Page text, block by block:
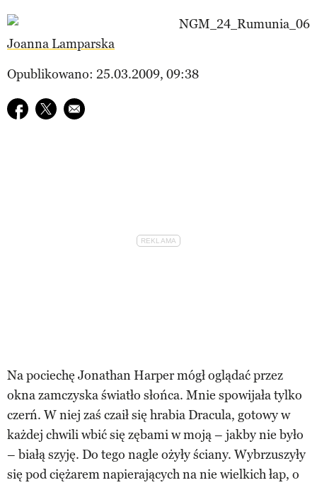
Joanna Lamparska
Opublikowano: 25.03.2009, 09:38
Udostępnij na facebook
Udostępnij na twitter
E-mail do przyjaciela
Na pociechę Jonathan Harper mógł oglądać przez
okna zamczyska światło słońca. Mnie spowijała tylko
czerń. W niej zaś czaił się hrabia Dracula, gotowy w
każdej chwili wbić się zębami w moją – jakby nie było
– białą szyję. Do tego nagle ożyły ściany. Wybrzuszyły
się pod ciężarem napierających na nie wielkich łap, o